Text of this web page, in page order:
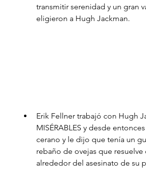
transmitir serenidad y un gran
eligieron a Hugh Jackman.
Erik Fellner trabajó con Hugh
MISÉRABLES y desde
cerano y le dijo que tenía un
rebaño de ovejas que resuelve
alrededor del asesinato de su